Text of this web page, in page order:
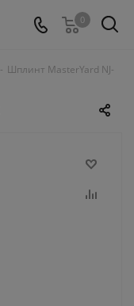
0
- Шплинт MasterYard NJ-